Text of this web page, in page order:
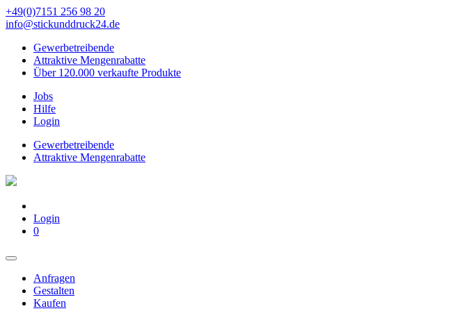
+49(0)7151 256 98 20‬
info@stickunddruck24.de
Gewerbetreibende
Attraktive Mengenrabatte
Über 120.000 verkaufte Produkte
Jobs
Hilfe
Login
Gewerbetreibende
Attraktive Mengenrabatte
Login
0
Anfragen
Gestalten
Kaufen